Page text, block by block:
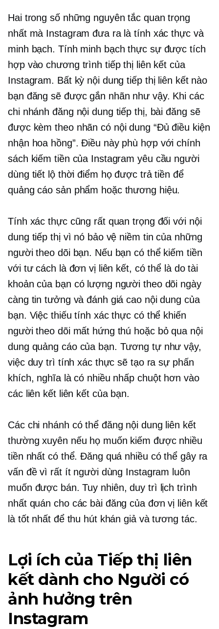
Hai trong số những nguyên tắc quan trọng
nhất mà Instagram đưa ra là tính xác thực và
minh bạch. Tính minh bạch thực sự được tích
hợp vào chương trình tiếp thị liên kết của
Instagram. Bất kỳ nội dung tiếp thị liên kết nào
bạn đăng sẽ được gắn nhãn như vậy. Khi các
chi nhánh đăng nội dung tiếp thị, bài đăng sẽ
được kèm theo nhãn có nội dung “Đủ điều kiện
nhận hoa hồng”. Điều này phù hợp với chính
sách kiếm tiền của Instagram yêu cầu người
dùng tiết lộ thời điểm họ được trả tiền để
quảng cáo sản phẩm hoặc thương hiệu.
Tính xác thực cũng rất quan trọng đối với nội
dung tiếp thị vì nó bảo vệ niềm tin của những
người theo dõi bạn. Nếu bạn có thể kiếm tiền
với tư cách là đơn vị liên kết, có thể là do tài
khoản của bạn có lượng người theo dõi ngày
càng tin tưởng và đánh giá cao nội dung của
bạn. Việc thiếu tính xác thực có thể khiến
người theo dõi mất hứng thú hoặc bỏ qua nội
dung quảng cáo của bạn. Tương tự như vậy,
việc duy trì tính xác thực sẽ tạo ra sự phấn
khích, nghĩa là có nhiều nhấp chuột hơn vào
các liên kết liên kết của bạn.
Các chi nhánh có thể đăng nội dung liên kết
thường xuyên nếu họ muốn kiếm được nhiều
tiền nhất có thể. Đăng quá nhiều có thể gây ra
vấn đề vì rất ít người dùng Instagram luôn
muốn được bán. Tuy nhiên, duy trì lịch trình
nhất quán cho các bài đăng của đơn vị liên kết
là tốt nhất để thu hút khán giả và tương tác.
Lợi ích của Tiếp thị liên
kết dành cho Người có
ảnh hưởng trên
Instagram